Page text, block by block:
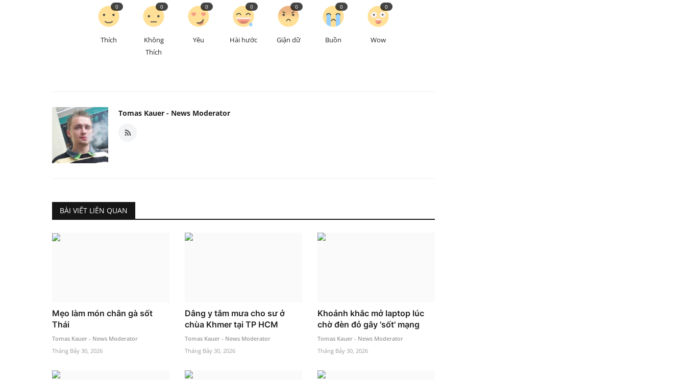
Thích
0
Không
Thích
0
Yêu
0
Hài hước
0
Giận dữ
0
Buồn
0
Wow
0
Tomas Kauer - News Moderator
BÀI VIẾT LIÊN QUAN
Mẹo làm món chân gà sốt
Thái
Tomas Kauer - News Moderator
Tháng Bảy 30, 2026
Dâng y tắm mưa cho sư ở
chùa Khmer tại TP HCM
Tomas Kauer - News Moderator
Tháng Bảy 30, 2026
Khoảnh khắc mở laptop lúc
chờ đèn đỏ gây 'sốt' mạng
Tomas Kauer - News Moderator
Tháng Bảy 30, 2026